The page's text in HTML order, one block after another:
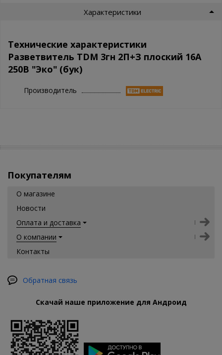
Характеристики
Технические характеристики
Разветвитель TDM 3гн 2П+З плоский 16А
250B "Эко" (бук)
Производитель
Покупателям
О магазине
Новости
Оплата и доставка
О компании
Контакты
Обратная связь
Скачай наше приложение для Андроид